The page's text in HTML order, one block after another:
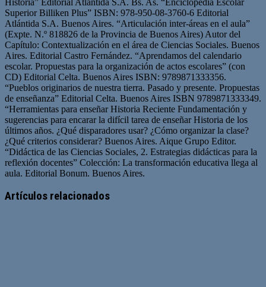
Superior Billiken Plus” ISBN: 978-950-08-3760-6 Editorial
Atlántida S.A. Buenos Aires. “Articulación inter-áreas en el aula”
(Expte. N.º 818826 de la Provincia de Buenos Aires) Autor del
Capítulo: Contextualización en el área de Ciencias Sociales. Buenos
Aires. Editorial Castro Fernández. “Aprendamos del calendario
escolar. Propuestas para la organización de actos escolares” (con
CD) Editorial Celta. Buenos Aires ISBN: 9789871333356.
“Pueblos originarios de nuestra tierra. Pasado y presente. Propuestas
de enseñanza” Editorial Celta. Buenos Aires ISBN 9789871333349.
“Herramientas para enseñar Historia Reciente Fundamentación y
sugerencias para encarar la difícil tarea de enseñar Historia de los
últimos años. ¿Qué disparadores usar? ¿Cómo organizar la clase?
¿Qué criterios considerar? Buenos Aires. Aique Grupo Editor.
“Didáctica de las Ciencias Sociales, 2. Estrategias didácticas para la
reflexión docentes” Colección: La transformación educativa llega al
aula. Editorial Bonum. Buenos Aires.
Artículos relacionados